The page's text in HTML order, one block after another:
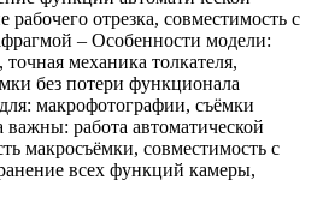
отрезка, совместимость с
– Особенности модели:
механика толкателя,
без потери функционала
макрофотографии, съёмки
важны: работа автоматической
макросъёмки, совместимость с
всех функций камеры,